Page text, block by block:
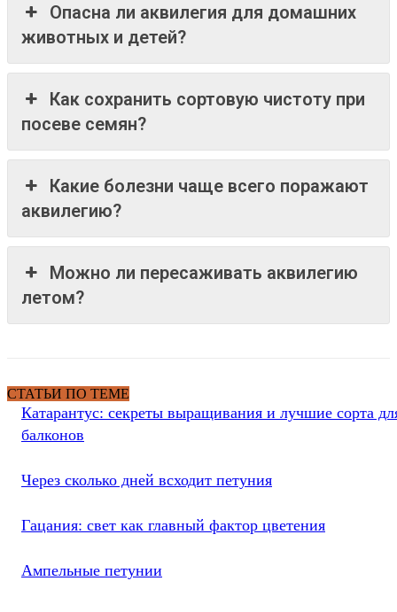
Опасна ли аквилегия для домашних
животных и детей?
Как сохранить сортовую чистоту при
посеве семян?
Какие болезни чаще всего поражают
аквилегию?
Можно ли пересаживать аквилегию
летом?
СТАТЬИ ПО ТЕМЕ
Катарантус: секреты выращивания и лучшие сорта
балконов
Через сколько дней всходит петуния
Гацания: свет как главный фактор цветения
Ампельные петунии